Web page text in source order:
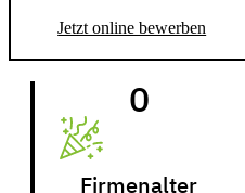
Jetzt online bewerben
0
Firmenalter